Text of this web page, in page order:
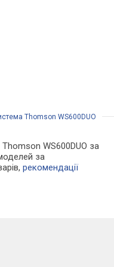
Thomson WS600DUO
WS600DUO за
за
рекомендації